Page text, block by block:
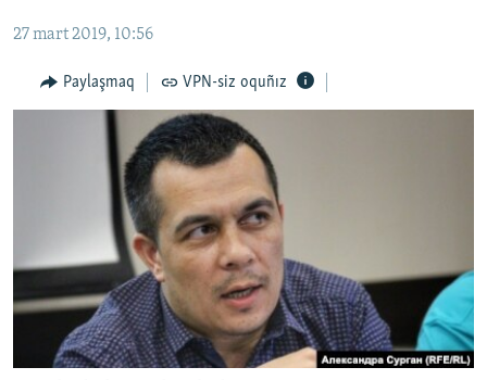
İNSAN AQLARI
VİDEO
Русский
Українською
QOŞULIÑIZ!
27 mart 2019, 10:56
Paylaşmaq VPN-siz oquñız